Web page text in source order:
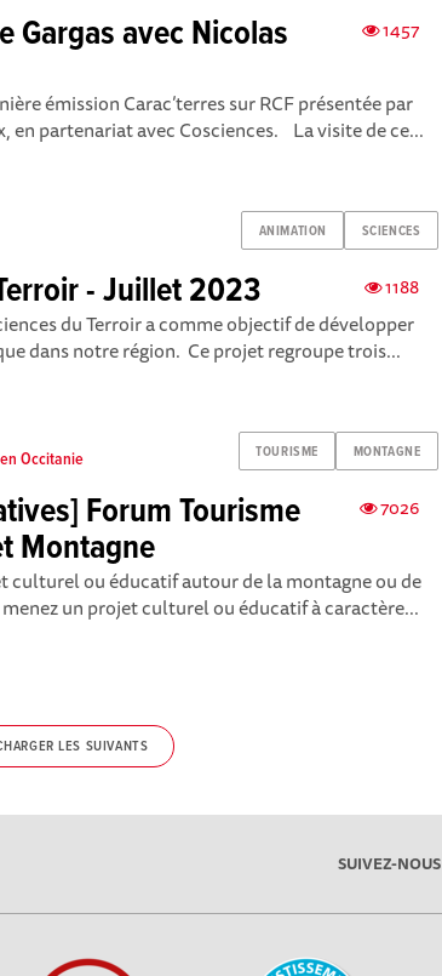
1457
Gargas avec Nicolas
émission Carac’terres sur RCF présentée par
en partenariat avec Cosciences. La visite de ce...
ANIMATION SCIENCES
1188
- Juillet 2023
du Terroir a comme objectif de développer
dans notre région. Ce projet regroupe trois...
TOURISME MONTAGNE
Occitanie
7026
Forum Tourisme
Montagne
culturel ou éducatif autour de la montagne ou de
menez un projet culturel ou éducatif à caractère...
LES SUIVANTS
SUIVEZ-NOUS